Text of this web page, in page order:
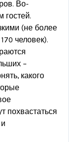
Во-
гостей.
(не более
человек).
–
какого
похвастаться